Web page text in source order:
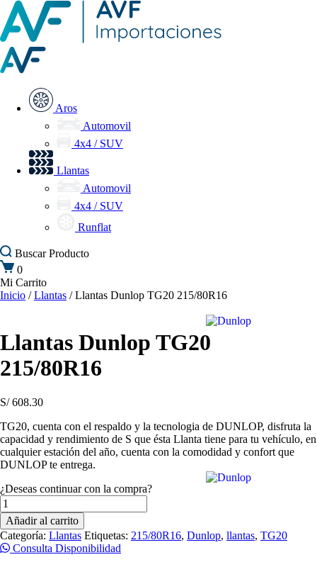
Aros
Automovil
4x4 / SUV
Llantas
Automovil
4x4 / SUV
Runflat
BuscarProducto
0
Mi Carrito
Inicio /Llantas / Llantas Dunlop TG20 215/80R16
Llantas Dunlop TG20
215/80R16
S/608.30
TG20, cuenta con el respaldo y la tecnologia de DUNLOP, disfruta la
capacidad y rendimiento de S que ésta Llanta tiene para tu vehículo, en
cualquier estación del año, cuenta con la comodidad y confort que
DUNLOP te entrega.
¿Deseas continuar con la compra?
Llantas
Dunlop
TG20
215/80R16
cantidad
Añadir al carrito
Categoría: Llantas Etiquetas: 215/80R16, Dunlop, llantas, TG20
Consulta Disponibilidad